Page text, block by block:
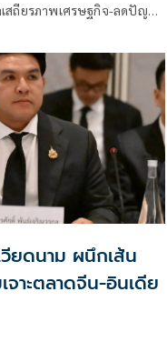
สถียรภาพเศรษฐกิจ-ลดปัญหา
ยดนาม ผนึกเส้น
จาะตลาดจีน-อินเดีย